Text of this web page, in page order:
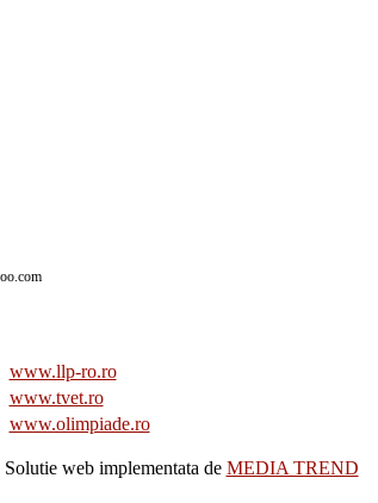
www.llp-ro.ro
www.tvet.ro
www.olimpiade.ro
Solutie web implementata de MEDIA TREND